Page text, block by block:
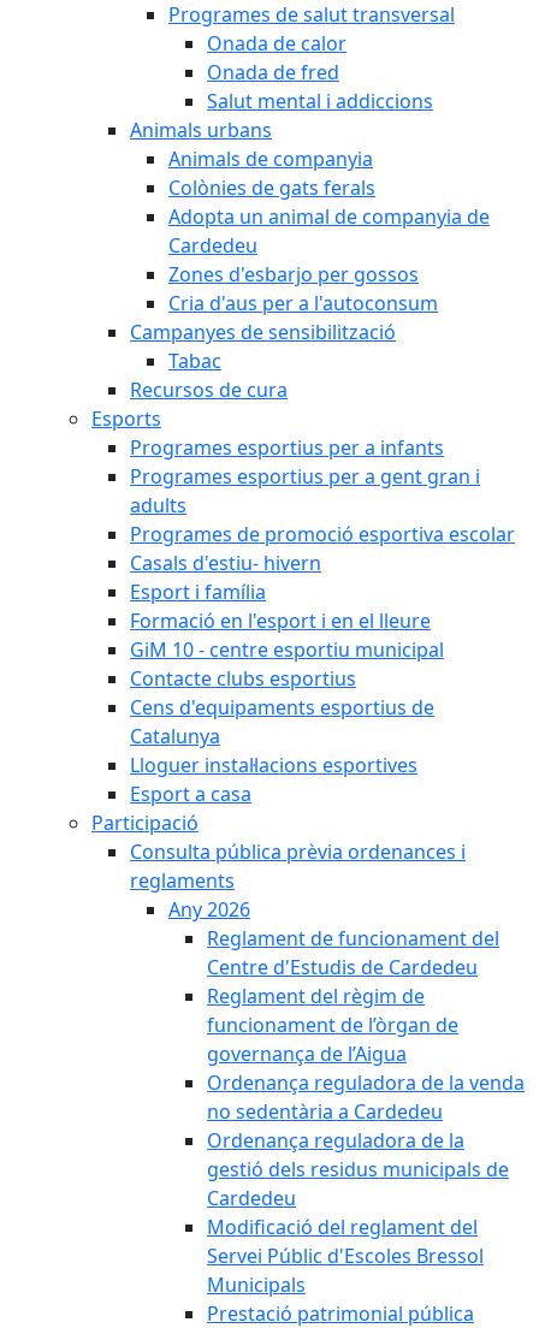
Programes de salut transversal
Onada de calor
Onada de fred
Salut mental i addiccions
Animals urbans
Animals de companyia
Colònies de gats ferals
Adopta un animal de companyia de
Cardedeu
Zones d'esbarjo per gossos
Cria d'aus per a l'autoconsum
Campanyes de sensibilització
Tabac
Recursos de cura
Esports
Programes esportius per a infants
Programes esportius per a gent gran i
adults
Programes de promoció esportiva escolar
Casals d'estiu- hivern
Esport i família
Formació en l'esport i en el lleure
GiM 10 - centre esportiu municipal
Contacte clubs esportius
Cens d'equipaments esportius de
Catalunya
Lloguer instal·lacions esportives
Esport a casa
Participació
Consulta pública prèvia ordenances i
reglaments
Any 2026
Reglament de funcionament del
Centre d'Estudis de Cardedeu
Reglament del règim de
funcionament de l’òrgan de
governança de l’Aigua
Ordenança reguladora de la venda
no sedentària a Cardedeu
Ordenança reguladora de la
gestió dels residus municipals de
Cardedeu
Modificació del reglament del
Servei Públic d'Escoles Bressol
Municipals
Prestació patrimonial pública